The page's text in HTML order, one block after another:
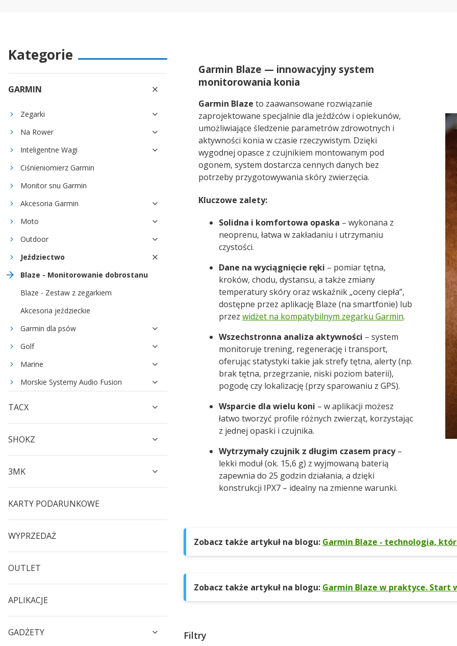
Kategorie
GARMIN
Zegarki
Na Rower
Inteligentne Wagi
Ciśnieniomierz Garmin
Monitor snu Garmin
Akcesoria Garmin
Moto
Outdoor
Jeździectwo
Blaze - Monitorowanie dobrostanu
Blaze - Zestaw z zegarkiem
Akcesoria jeździeckie
Garmin dla psów
Golf
Marine
Morskie Systemy Audio Fusion
TACX
SHOKZ
3MK
KARTY PODARUNKOWE
WYPRZEDAŻ
OUTLET
APLIKACJE
GADŻETY
Garmin Blaze — innowacyjny system
monitorowania konia
Garmin Blaze to zaawansowane rozwiązanie
zaprojektowane specjalnie dla jeźdźców i opiekunów,
umożliwiające śledzenie parametrów zdrowotnych i
aktywności konia w czasie rzeczywistym. Dzięki
wygodnej opasce z czujnikiem montowanym pod
ogonem, system dostarcza cennych danych bez
potrzeby przygotowywania skóry zwierzęcia.
Kluczowe zalety:
Solidna i komfortowa opaska – wykonana z
neoprenu, łatwa w zakładaniu i utrzymaniu
czystości.
Dane na wyciągnięcie ręki – pomiar tętna,
kroków, chodu, dystansu, a także zmiany
temperatury skóry oraz wskaźnik „oceny ciepła”,
dostępne przez aplikację Blaze (na smartfonie) lub
przezwidżet na kompatybilnym zegarku Garmin.
Wszechstronna analiza aktywności – system
monitoruje trening, regenerację i transport,
oferując statystyki takie jak strefy tętna, alerty (np.
brak tętna, przegrzanie, niski poziom baterii),
pogodę czy lokalizację (przy sparowaniu z GPS).
Wsparcie dla wielu koni – w aplikacji możesz
łatwo tworzyć profile różnych zwierząt, korzystając
z jednej opaski i czujnika.
Wytrzymały czujnik z długim czasem pracy–
lekki moduł (ok. 15,6 g) z wyjmowaną baterią
zapewnia do 25 godzin działania, a dzięki
konstrukcji IPX7 – idealny na zmienne warunki.
Zobacz także artykuł na blogu: Garmin Blaze - technologia,
Zobacz także artykuł na blogu: Garmin Blaze w praktyce. Start
Filtry